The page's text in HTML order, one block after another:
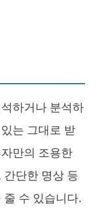
하거나 분석하
는 그대로 받
만의 조용한
간단한 명상 등
줄 수 있습니다.